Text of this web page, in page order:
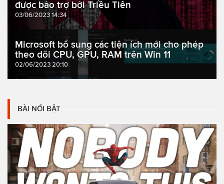
được bảo trợ bởi Triều Tiên
03/06/2023 14:34
Microsoft bổ sung các tiện ích mới cho phép
theo dõi CPU, GPU, RAM trên Win 11
02/06/2023 20:10
BÀI NỔI BẬT